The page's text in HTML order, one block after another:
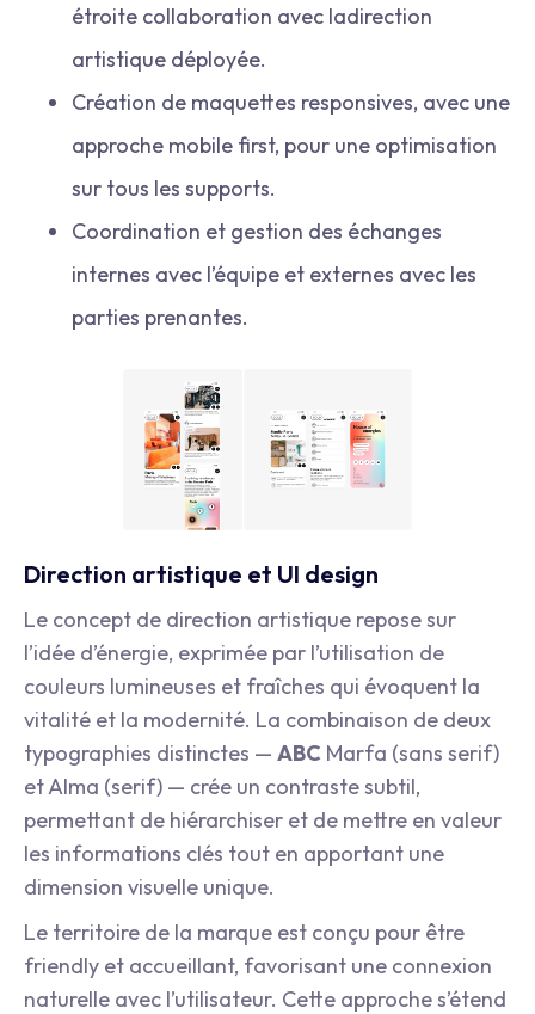
étroite collaboration avec ladirection
artistique déployée.
Création de maquettes responsives, avec une
approche mobile first, pour une optimisation
sur tous les supports.
Coordination et gestion des échanges
internes avec l’équipe et externes avec les
parties prenantes.
Direction artistique et UI design
Le concept de direction artistique repose sur
l’idée d’énergie, exprimée par l’utilisation de
couleurs lumineuses et fraîches qui évoquent la
vitalité et la modernité. La combinaison de deux
typographies distinctes — ABC Marfa (sans serif)
et Alma (serif) — crée un contraste subtil,
permettant de hiérarchiser et de mettre en valeur
les informations clés tout en apportant une
dimension visuelle unique.
Le territoire de la marque est conçu pour être
friendly et accueillant, favorisant une connexion
naturelle avec l’utilisateur. Cette approche s’étend